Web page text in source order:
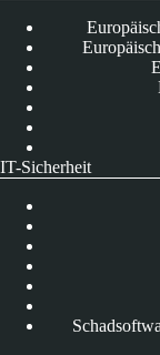
IT-Sicherheit